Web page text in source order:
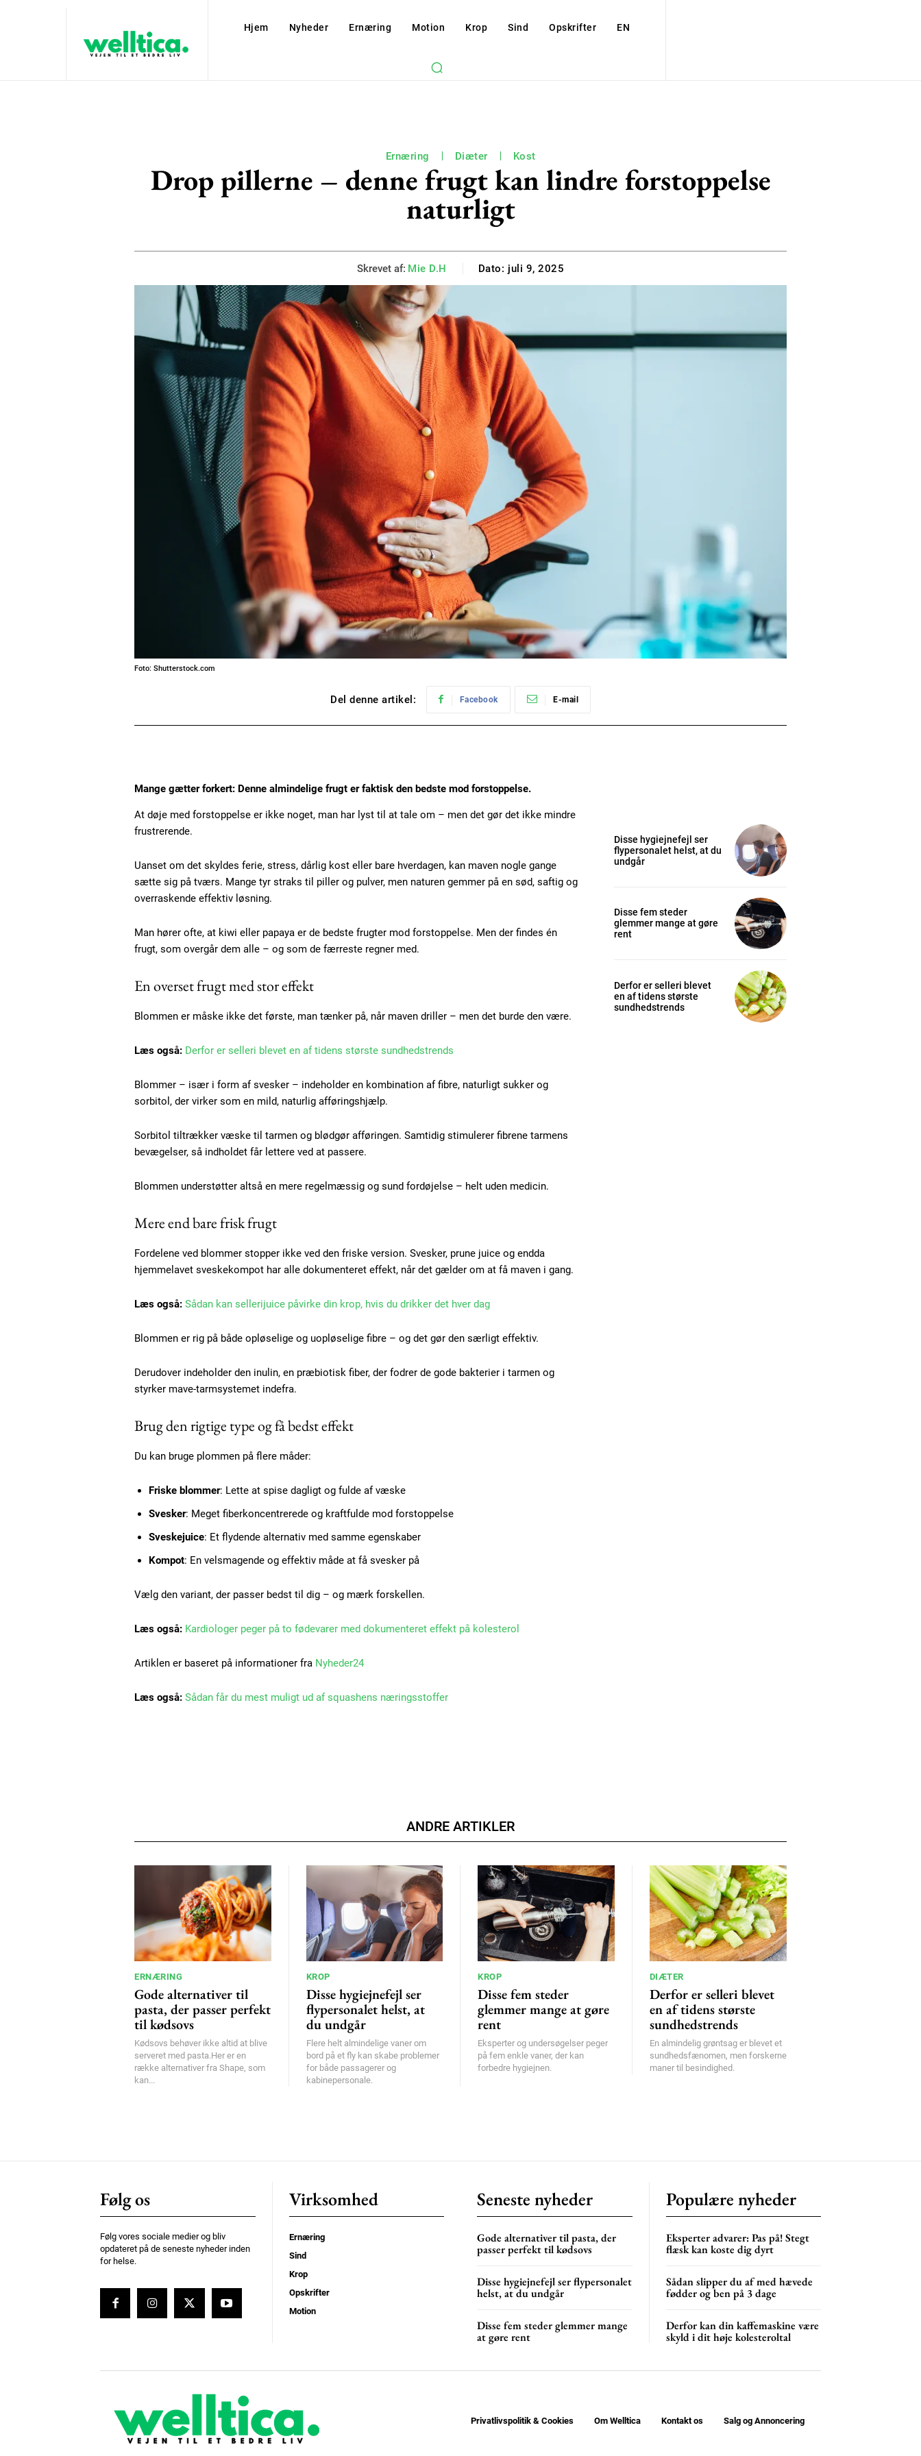
Subscription Plans
Free limited access
Etiam est nibh, lobortis sit
Ut mollis pellentesque tortor
Donec quis est ac felis
Etiam est nibh, lobortis sit
Donec quis est ac felis
Hjem Nyheder Ernæring Motion Krop Sind Opskrifter EN
Ernæring Diæter Kost
Drop pillerne – denne frugt kan lindre forstoppelse
naturligt
Skrevet af: Mie D.H Dato: juli 9, 2025
Foto: Shutterstock.com
Del denne artikel: Facebook E-mail
Mange gætter forkert: Denne almindelige frugt er faktisk den bedste mod forstoppelse.
At døje med forstoppelse er ikke noget, man har lyst til at tale om – men det gør det ikke mindre
frustrerende.
Uanset om det skyldes ferie, stress, dårlig kost eller bare hverdagen, kan maven nogle gange
sætte sig på tværs. Mange tyr straks til piller og pulver, men naturen gemmer på en sød, saftig og
overraskende effektiv løsning.
Man hører ofte, at kiwi eller papaya er de bedste frugter mod forstoppelse. Men der findes én
frugt, som overgår dem alle – og som de færreste regner med.
En overset frugt med stor effekt
Blommen er måske ikke det første, man tænker på, når maven driller – men det burde den være.
Læs også: Derfor er selleri blevet en af tidens største sundhedstrends
Blommer – især i form af svesker – indeholder en kombination af fibre, naturligt sukker og
sorbitol, der virker som en mild, naturlig afføringshjælp.
Sorbitol tiltrækker væske til tarmen og blødgør afføringen. Samtidig stimulerer fibrene tarmens
bevægelser, så indholdet får lettere ved at passere.
Blommen understøtter altså en mere regelmæssig og sund fordøjelse – helt uden medicin.
Mere end bare frisk frugt
Fordelene ved blommer stopper ikke ved den friske version. Svesker, prune juice og endda
hjemmelavet sveskekompot har alle dokumenteret effekt, når det gælder om at få maven i gang.
Læs også: Sådan kan sellerijuice påvirke din krop, hvis du drikker det hver dag
Blommen er rig på både opløselige og uopløselige fibre – og det gør den særligt effektiv.
Derudover indeholder den inulin, en præbiotisk fiber, der fodrer de gode bakterier i tarmen og
styrker mave-tarmsystemet indefra.
Brug den rigtige type og få bedst effekt
Du kan bruge plommen på flere måder:
Friske blommer: Lette at spise dagligt og fulde af væske
Svesker: Meget fiberkoncentrerede og kraftfulde mod forstoppelse
Sveskejuice: Et flydende alternativ med samme egenskaber
Kompot: En velsmagende og effektiv måde at få svesker på
Vælg den variant, der passer bedst til dig – og mærk forskellen.
Læs også: Kardiologer peger på to fødevarer med dokumenteret effekt på kolesterol
Artiklen er baseret på informationer fra Nyheder24
Læs også: Sådan får du mest muligt ud af squashens næringsstoffer
Disse hygiejnefejl ser
flypersonalet helst, at du
undgår
Disse fem steder
glemmer mange at gøre
rent
Derfor er selleri blevet
en af tidens største
sundhedstrends
ANDRE ARTIKLER
ERNÆRING
Gode alternativer til
pasta, der passer perfekt
til kødsovs
Kødsovs behøver ikke altid at blive
serveret med pasta.Her er en
række alternativer fra Shape, som
kan...
KROP
Disse hygiejnefejl ser
flypersonalet helst, at
du undgår
Flere helt almindelige vaner om
bord på et fly kan skabe problemer
for både passagerer og
kabinepersonale.
KROP
Disse fem steder
glemmer mange at gøre
rent
Eksperter og undersøgelser peger
på fem enkle vaner, der kan
forbedre hygiejnen.
DIÆTER
Derfor er selleri blevet
en af tidens største
sundhedstrends
En almindelig grøntsag er blevet et
sundhedsfænomen, men forskerne
maner til besindighed.
Følg os
Følg vores sociale medier og bliv
opdateret på de seneste nyheder inden
for helse.
Virksomhed
Ernæring
Sind
Krop
Opskrifter
Motion
Seneste nyheder
Gode alternativer til pasta, der
passer perfekt til kødsovs
Disse hygiejnefejl ser flypersonalet
helst, at du undgår
Disse fem steder glemmer mange
at gøre rent
Populære nyheder
Eksperter advarer: Pas på! Stegt
flæsk kan koste dig dyrt
Sådan slipper du af med hævede
fødder og ben på 3 dage
Derfor kan din kaffemaskine være
skyld i dit høje kolesteroltal
Privatlivspolitik & Cookies Om Welltica Kontakt os Salg og Annoncering